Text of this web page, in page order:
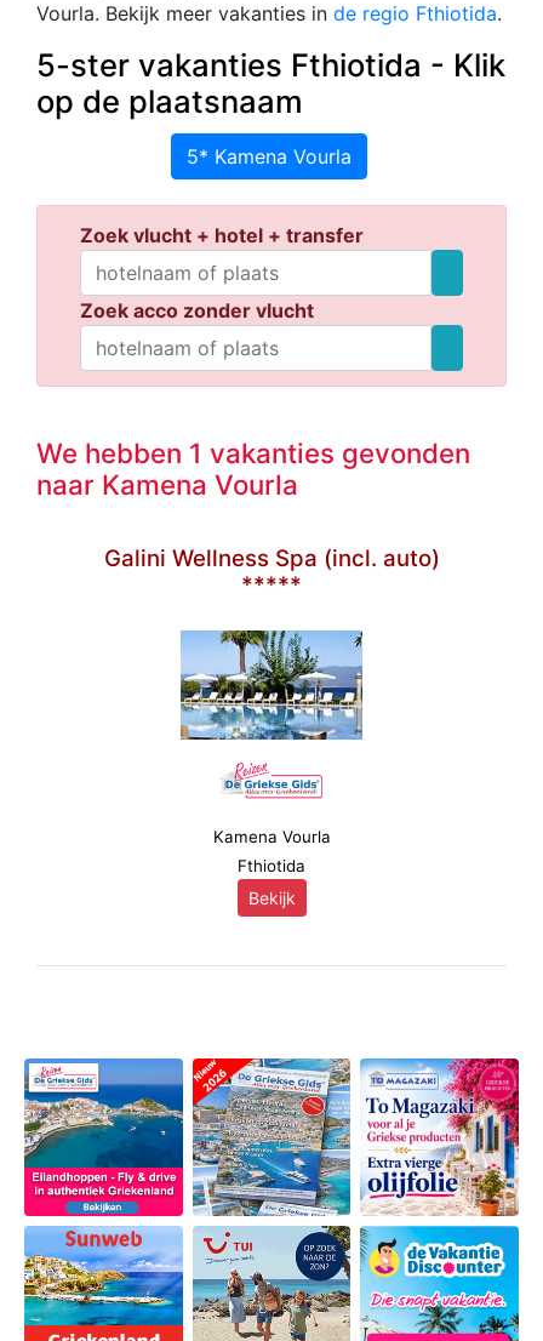
Vourla. Bekijk meer vakanties in de regio Fthiotida.
5-ster vakanties Fthiotida - Klik
op de plaatsnaam
5* Kamena Vourla
Zoek vlucht + hotel + transfer
Zoek acco zonder vlucht
We hebben 1 vakanties gevonden
naar Kamena Vourla
Galini Wellness Spa (incl. auto)
*****
Kamena Vourla
Fthiotida
Bekijk